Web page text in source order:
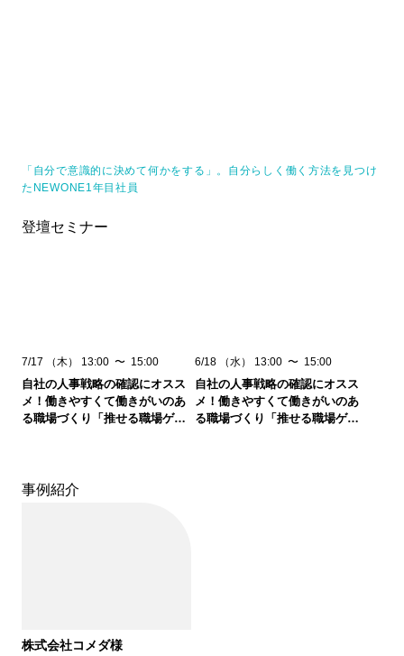
「自分で意識的に決めて何かをする」。自分らしく働く方法を見つけ
たNEWONE1年目社員
登壇セミナー
7/17 （木） 13:00 〜 15:00
自社の人事戦略の確認にオスス
メ！働きやすくて働きがいのあ
る職場づくり「推せる職場ゲー
6/18 （水） 13:00 〜 15:00
自社の人事戦略の確認にオスス
メ！働きやすくて働きがいのあ
る職場づくり「推せる職場ゲー
事例紹介
株式会社コメダ様